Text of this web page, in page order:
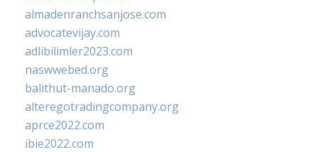
almadenranchsanjose.com
advocatevijay.com
adlibilimler2023.com
naswwebed.org
balithut-manado.org
alteregotradingcompany.org
aprce2022.com
ibie2022.com